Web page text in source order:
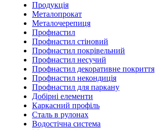
Продукція
Металопрокат
Металочерепиця
Профнастил
Профнастил стіновий
Профнастил покрівельний
Профнастил несучий
Профнастил декоративне покриття
Профнастил некондиція
Профнастил для паркану
Добірні елементи
Каркасний профіль
Сталь в рулонах
Водостічна система